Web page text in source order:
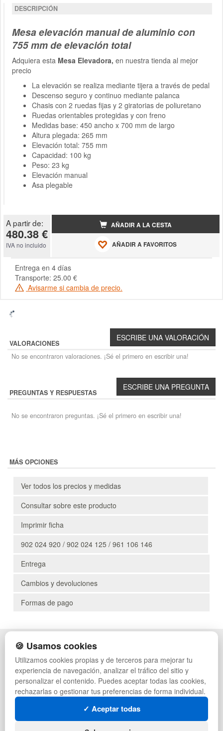
DESCRIPCIÓN
Mesa elevación manual de aluminio con
755 mm de elevación total
Adquiera esta Mesa Elevadora, en nuestra tienda al mejor
precio
La elevación se realiza mediante tijera a través de pedal
Descenso seguro y continuo mediante palanca
Chasis con 2 ruedas fijas y 2 giratorias de poliuretano
Ruedas orientables protegidas y con freno
Medidas base: 450 ancho x 700 mm de largo
Altura plegada: 265 mm
Elevación total: 755 mm
Capacidad: 100 kg
Peso: 23 kg
Elevación manual
Asa plegable
A partir de:
480.38 €
IVA no incluido
AÑADIR A LA CESTA
AÑADIR A FAVORITOS
Entrega en 4 días
Transporte: 25.00 €
Avisarme si cambia de precio.
VALORACIONES
No se encontraron valoraciones. ¡Sé el primero en escribir una!
PREGUNTAS Y RESPUESTAS
No se encontraron preguntas. ¡Sé el primero en escribir una!
MÁS OPCIONES
Ver todos los precios y medidas
Consultar sobre este producto
Imprimir ficha
902 024 920 / 902 024 125 / 961 106 146
Entrega
Cambios y devoluciones
Formas de pago
POLÍTICA DE PRIVACIDAD
CONDICIONES DE USO
CAMBIOS Y DEVOLUCIONES
CONTACTO
QUIENES SOMOS
MAPA WEB
PREGUNTAS FRECUENTES
PALETS DE PLÁSTICO
MANUTENCIÓN
GESTIÓN DE RESIDUOS
PALETS
CONTENEDORES DE PLÁSTICO
LIQUIDACIÓN Y SOBRANTES
🍪 Usamos cookies
Utilizamos cookies propias y de terceros para mejorar tu
experiencia de navegación, analizar el tráfico del sitio y
personalizar el contenido. Puedes aceptar todas las cookies,
rechazarlas o gestionar tus preferencias de forma individual.
✓ Aceptar todas